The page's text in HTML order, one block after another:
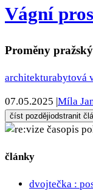
Vágní
Proměny
architekturabytová
07.05.2025 Míla
číst pozdějiodstranit
články
dvojtečka :